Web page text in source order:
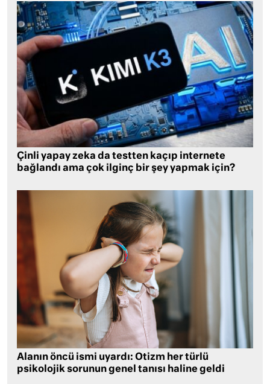
Çinli yapay zeka da testten kaçıp internete
bağlandı ama çok ilginç bir şey yapmak için?
Alanın öncü ismi uyardı: Otizm her türlü
psikolojik sorunun genel tanısı haline geldi